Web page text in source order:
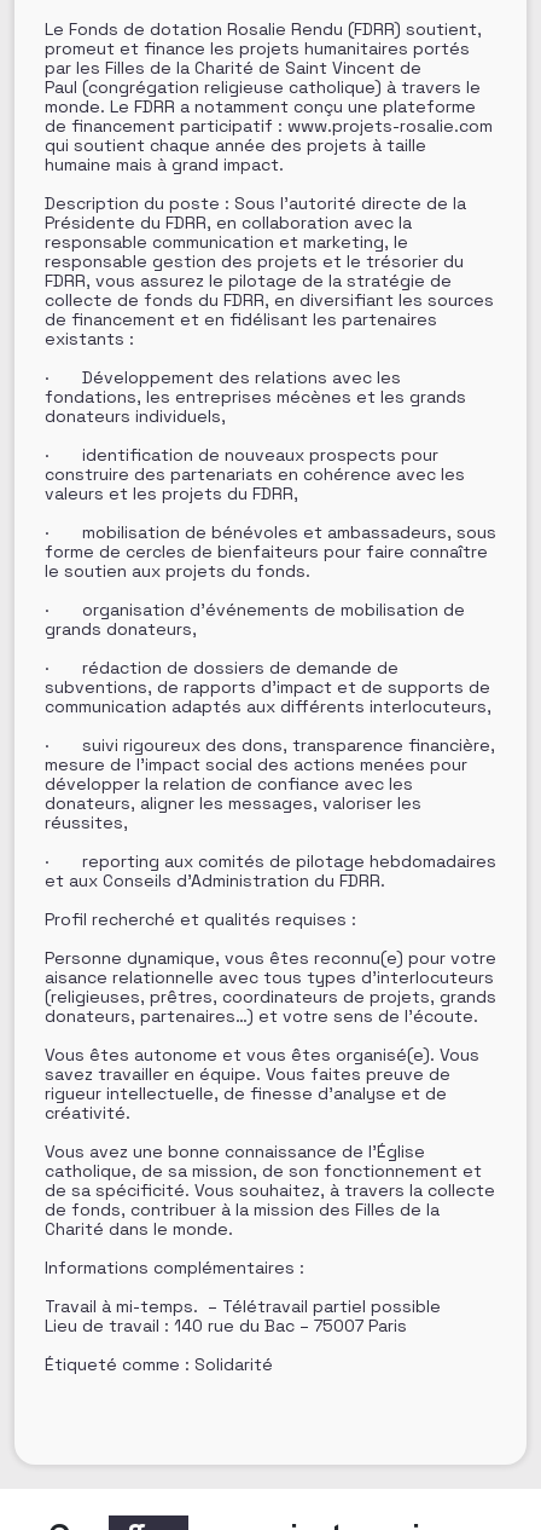
Le Fonds de dotation Rosalie Rendu (FDRR) soutient,
promeut et finance les projets humanitaires portés
par les Filles de la Charité de Saint Vincent de
Paul (congrégation religieuse catholique) à travers le
monde. Le FDRR a notamment conçu une plateforme
de financement participatif : www.projets-rosalie.com
qui soutient chaque année des projets à taille
humaine mais à grand impact.
Description du poste : Sous l’autorité directe de la
Présidente du FDRR, en collaboration avec la
responsable communication et marketing, le
responsable gestion des projets et le trésorier du
FDRR, vous assurez le pilotage de la stratégie de
collecte de fonds du FDRR, en diversifiant les sources
de financement et en fidélisant les partenaires
existants :
· Développement des relations avec les
fondations, les entreprises mécènes et les grands
donateurs individuels,
· identification de nouveaux prospects pour
construire des partenariats en cohérence avec les
valeurs et les projets du FDRR,
· mobilisation de bénévoles et ambassadeurs, sous
forme de cercles de bienfaiteurs pour faire connaître
le soutien aux projets du fonds.
· organisation d’événements de mobilisation de
grands donateurs,
· rédaction de dossiers de demande de
subventions, de rapports d’impact et de supports de
communication adaptés aux différents interlocuteurs,
· suivi rigoureux des dons, transparence financière,
mesure de l’impact social des actions menées pour
développer la relation de confiance avec les
donateurs, aligner les messages, valoriser les
réussites,
· reporting aux comités de pilotage hebdomadaires
et aux Conseils d’Administration du FDRR.
Profil recherché et qualités requises :
Personne dynamique, vous êtes reconnu(e) pour votre
aisance relationnelle avec tous types d’interlocuteurs
(religieuses, prêtres, coordinateurs de projets, grands
donateurs, partenaires…) et votre sens de l’écoute.
Vous êtes autonome et vous êtes organisé(e). Vous
savez travailler en équipe. Vous faites preuve de
rigueur intellectuelle, de finesse d’analyse et de
créativité.
Vous avez une bonne connaissance de l’Église
catholique, de sa mission, de son fonctionnement et
de sa spécificité. Vous souhaitez, à travers la collecte
de fonds, contribuer à la mission des Filles de la
Charité dans le monde.
Informations complémentaires :
Travail à mi-temps. – Télétravail partiel possible
Lieu de travail : 140 rue du Bac – 75007 Paris
Étiqueté comme : Solidarité